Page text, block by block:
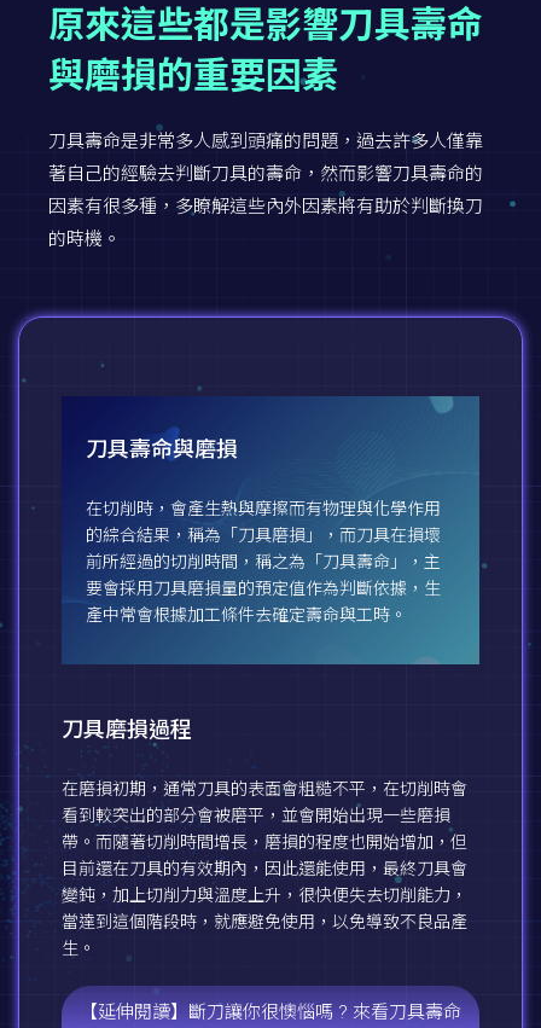
原來這些都是影響刀具壽命
與磨損的重要因素
刀具壽命是非常多人感到頭痛的問題，過去許多人僅靠
著自己的經驗去判斷刀具的壽命，然而影響刀具壽命的
因素有很多種，多瞭解這些內外因素將有助於判斷換刀
的時機。
刀具壽命與磨損
在切削時，會產生熱與摩擦而有物理與化學作用
的綜合結果，稱為「刀具磨損」，而刀具在損壞
前所經過的切削時間，稱之為「刀具壽命」，主
要會採用刀具磨損量的預定值作為判斷依據，生
產中常會根據加工條件去確定壽命與工時。
刀具磨損過程
在磨損初期，通常刀具的表面會粗糙不平，在切削時會
看到較突出的部分會被磨平，並會開始出現一些磨損
帶。而隨著切削時間增長，磨損的程度也開始增加，但
目前還在刀具的有效期內，因此還能使用，最終刀具會
變鈍，加上切削力與溫度上升，很快便失去切削能力，
當達到這個階段時，就應避免使用，以免導致不良品產
生。
【延伸閱讀】斷刀讓你很懊惱嗎 ? 來看刀具壽命